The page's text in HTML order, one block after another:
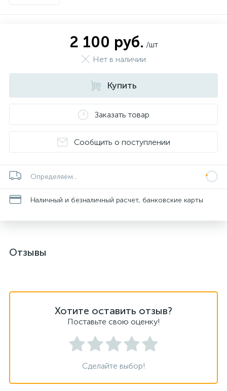
2 100 руб. /шт
Нет в наличии
Купить
Заказать товар
Сообщить о поступлении
Определяем...
Наличный и безналичный расчет, банковские карты
Отзывы
Хотите оставить отзыв?
Поставьте свою оценку!
Сделайте выбор!